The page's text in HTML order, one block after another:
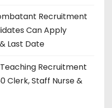
Recruitment
Can Apply
Last Date
Recruitment
Clerk, Staff Nurse &